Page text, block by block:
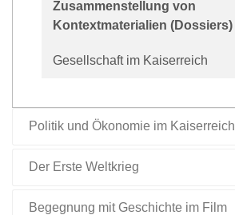
Zusammenstellung von
Kontextmaterialien (Dossiers)
Gesellschaft im Kaiserreich
Politik und Ökonomie im Kaiserreich
Der Erste Weltkrieg
Begegnung mit Geschichte im Film